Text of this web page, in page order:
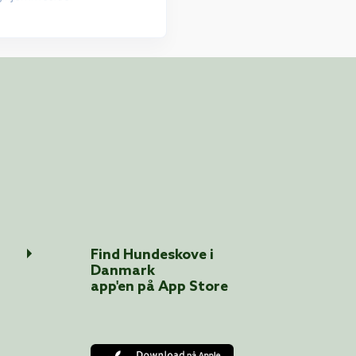
Find Hundeskove i
Danmark
app'en på App Store